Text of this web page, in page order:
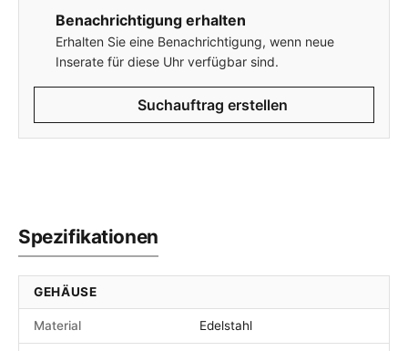
Benachrichtigung erhalten
Erhalten Sie eine Benachrichtigung, wenn neue
Inserate für diese Uhr verfügbar sind.
Suchauftrag erstellen
Spezifikationen
GEHÄUSE
Material Edelstahl